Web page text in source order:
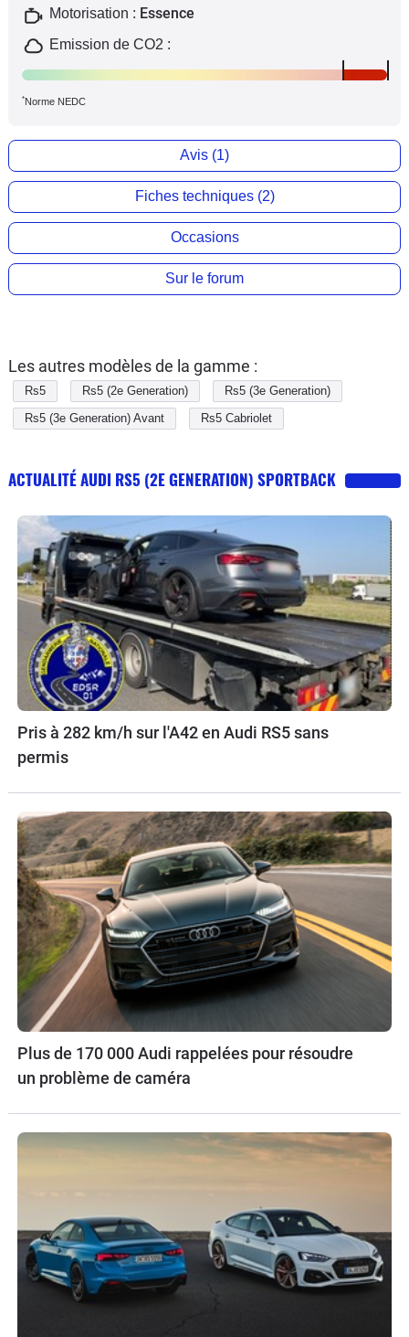
Motorisation : Essence
Emission de CO2 :
*Norme NEDC
Avis (1)
Fiches techniques (2)
Occasions
Sur le forum
Les autres modèles de la gamme :
Rs5 Rs5 (2e Generation)
Rs5 (3e Generation)
Rs5 (3e Generation) Avant
Rs5 Cabriolet
ACTUALITÉ AUDI RS5 (2E GENERATION) SPORTBACK
Pris à 282 km/h sur l'A42 en Audi RS5 sans
permis
Plus de 170 000 Audi rappelées pour résoudre
un problème de caméra